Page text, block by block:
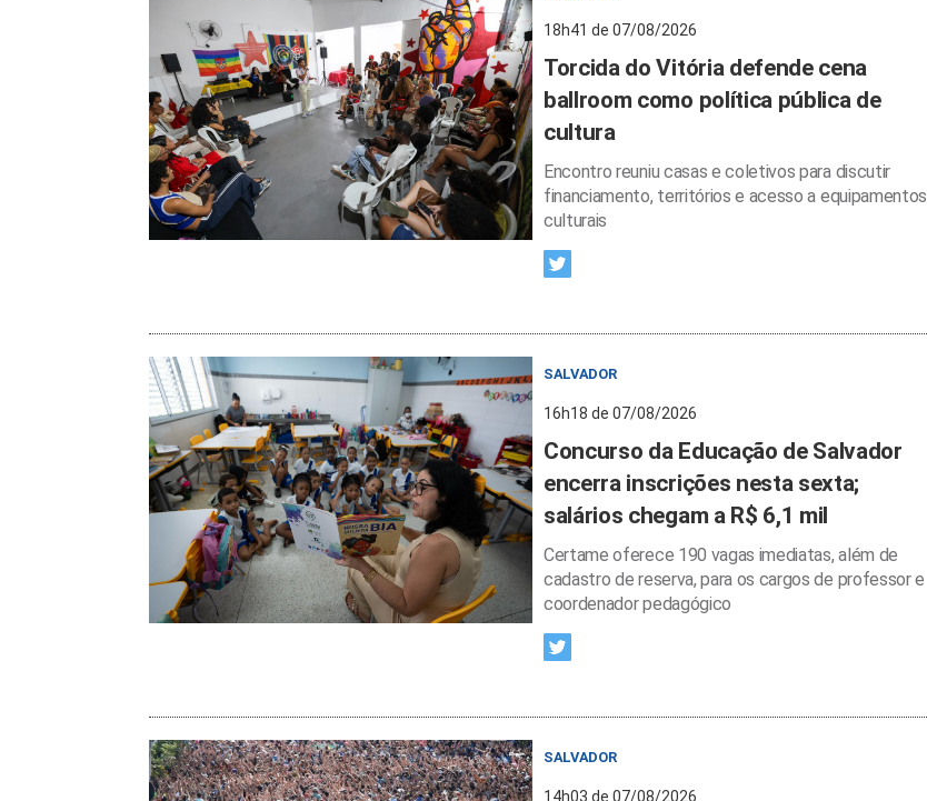
18h41 de 07/08/2026
Torcida do Vitória defende cena
ballroom como política pública de
cultura
Encontro reuniu casas e coletivos para discutir
financiamento, territórios e acesso a equipamentos
culturais
SALVADOR
16h18 de 07/08/2026
Concurso da Educação de Salvador
encerra inscrições nesta sexta;
salários chegam a R$ 6,1 mil
Certame oferece 190 vagas imediatas, além de
cadastro de reserva, para os cargos de professor e
coordenador pedagógico
SALVADOR
14h03 de 07/08/2026